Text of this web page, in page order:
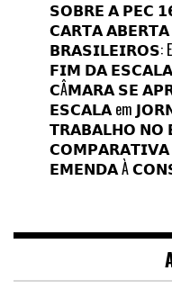
𝗦𝗢𝗕𝗥𝗘 𝗔 𝗣𝗘𝗖
𝗖𝗔𝗥𝗧𝗔
𝗕𝗥𝗔𝗦𝗜𝗟𝗘𝗜𝗥𝗢𝗦:
𝗙𝗜𝗠 𝗗𝗔
𝗖Â𝗠𝗔𝗥𝗔 𝗦𝗘
𝗘𝗦𝗖𝗔𝗟𝗔em
𝗧𝗥𝗔𝗕𝗔𝗟𝗛𝗢 𝗡𝗢
𝗘𝗠𝗘𝗡𝗗𝗔 À